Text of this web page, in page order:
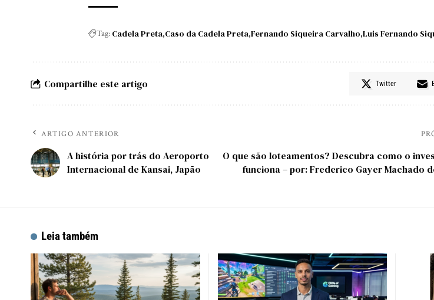
Tag: Cadela Preta Caso da Cadela Preta Fernando Siqueira Carvalho Luis Fernando
Compartilhe este artigo Twitter
ARTIGO ANTERIOR
A história por trás do Aeroporto
Internacional de Kansai, Japão
O que são loteamentos? Descubra como o
funciona – por: Frederico Gayer Machado
Leia também